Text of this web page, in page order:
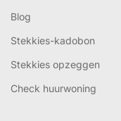
Blog
Stekkies-kadobon
Stekkies opzeggen
Check huurwoning